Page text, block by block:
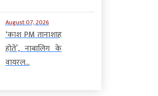
August 07, 2026
‘काश PM तानाशाह
होते’, नाबालिग के
वायरल...